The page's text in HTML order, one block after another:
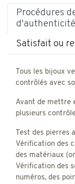
Procédures
d'authenticité
Satisfait ou
Tous les bijoux
contrôlés avec
Avant de mettre
plusieurs
Test des pierres
Vérification des
des matériaux
Vérification des
numéros, des